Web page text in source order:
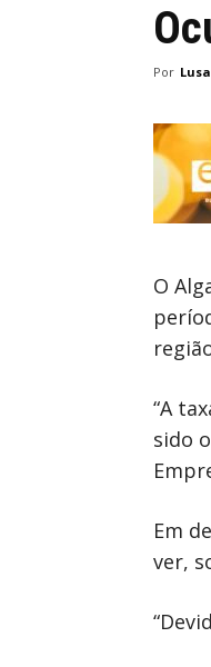
Por Lusa
O
“A
sido
Em
ver,